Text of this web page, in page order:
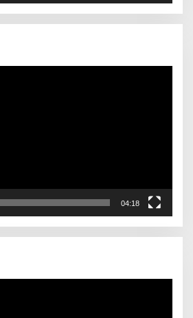
04:18